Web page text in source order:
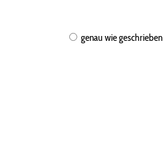
genau wie geschrieben